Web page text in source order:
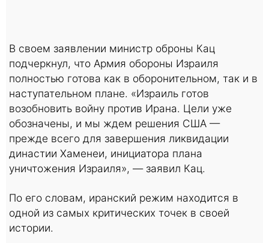
В своем заявлении министр оброны Кац
подчеркнул, что Армия обороны Израиля
полностью готова как в оборонительном, так и в
наступательном плане. «Израиль готов
возобновить войну против Ирана. Цели уже
обозначены, и мы ждем решения США —
прежде всего для завершения ликвидации
династии Хаменеи, инициатора плана
уничтожения Израиля», — заявил Кац.
По его словам, иранский режим находится в
одной из самых критических точек в своей
истории.